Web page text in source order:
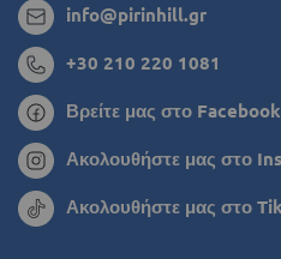
info@pirinhill.gr
+30 210 220 1081
Βρείτε μας στο Facebook
Ακολουθήστε μας στο
Ακολουθήστε μας στο